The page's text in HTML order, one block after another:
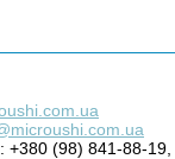
: +380 (98) 841-88-19,